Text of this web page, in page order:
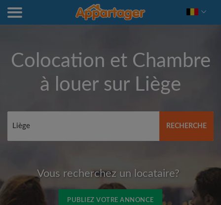
Colocation et Chambre
à louer sur Liège
RECHERCHE
Vous recherchez un locataire?
PUBLIEZ VOTRE ANNONCE